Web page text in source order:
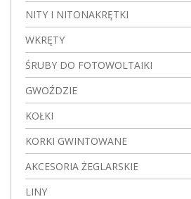
NITY I NITONAKRĘTKI
WKRĘTY
ŚRUBY DO FOTOWOLTAIKI
GWOŹDZIE
KOŁKI
KORKI GWINTOWANE
AKCESORIA ŻEGLARSKIE
LINY